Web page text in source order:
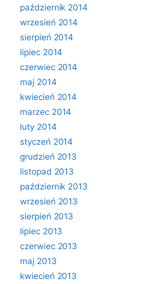
październik 2014
wrzesień 2014
sierpień 2014
lipiec 2014
czerwiec 2014
maj 2014
kwiecień 2014
marzec 2014
luty 2014
styczeń 2014
grudzień 2013
listopad 2013
październik 2013
wrzesień 2013
sierpień 2013
lipiec 2013
czerwiec 2013
maj 2013
kwiecień 2013